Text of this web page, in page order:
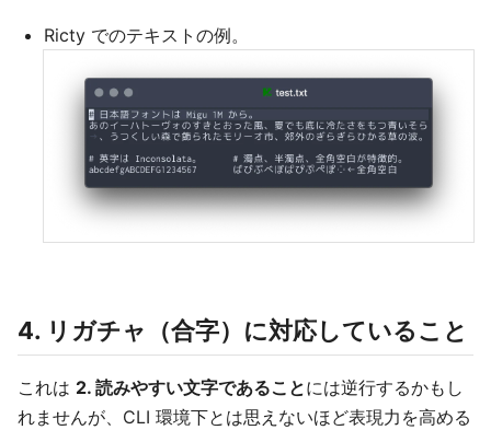
Ricty でのテキストの例。
4. リガチャ（合字）に対応していること
これは 2. 読みやすい文字であることには逆行するかもし
れませんが、CLI 環境下とは思えないほど表現力を高める